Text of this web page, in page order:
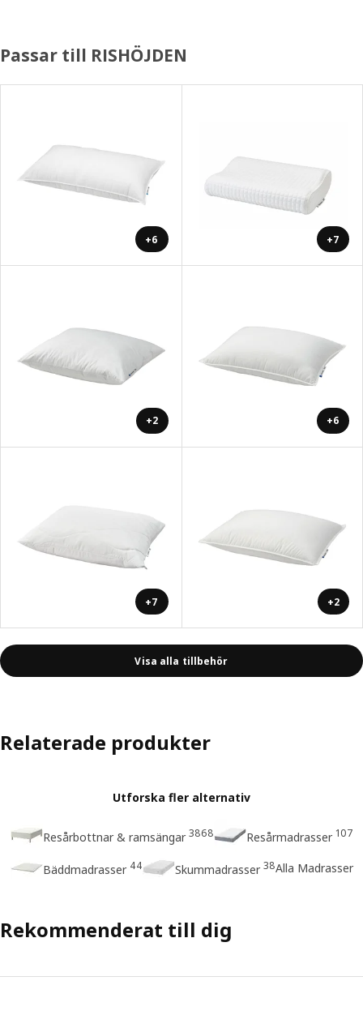
Passar till RISHÖJDEN
+6 +7
+2 +6
+7 +2
Visa alla tillbehör
Relaterade produkter
Utforska fler alternativ
Resårbottnar & ramsängar 3868 Resårmadrasser 107
Bäddmadrasser 44 Skummadrasser 38Alla Madrasser
Rekommenderat till dig